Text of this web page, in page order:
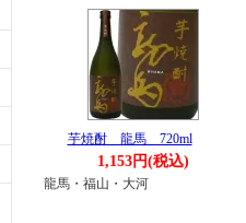
芋焼酎 龍馬 720ml
1,153円(税込)
龍馬・福山・大河